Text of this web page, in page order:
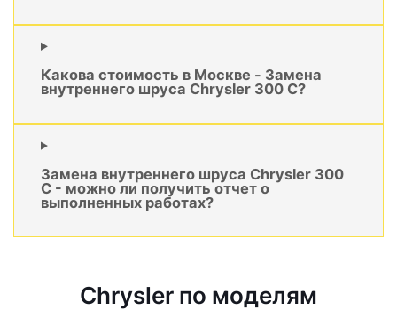
Какова стоимость в Москве - Замена
внутреннего шруса Chrysler 300 C?
Замена внутреннего шруса Chrysler 300
C - можно ли получить отчет о
выполненных работах?
Chrysler по моделям